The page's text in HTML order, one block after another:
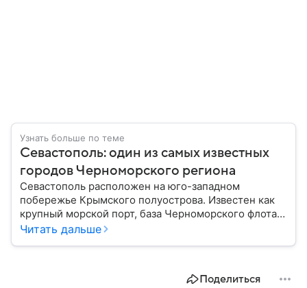
Узнать больше по теме
Севастополь: один из самых известных
городов Черноморского региона
Севастополь расположен на юго-западном
побережье Крымского полуострова. Известен как
крупный морской порт, база Черноморского флота и
город с богатой военной историей, сыгравший
Читать дальше
Поделиться